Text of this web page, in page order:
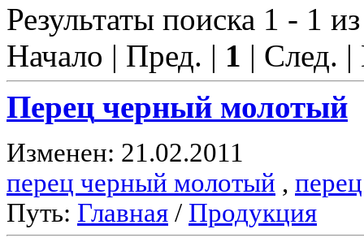
Результаты поиска 1 - 1
Начало | Пред. | 1 | След.
Перец черный молотый
Изменен: 21.02.2011
перец черный молотый , перец
Путь: Главная / Продукция